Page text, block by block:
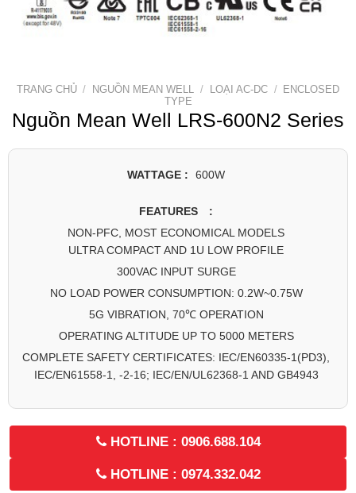
TRANG CHỦ / NGUỒN MEAN WELL / LOẠI AC-DC /
ENCLOSED
TYPE
Nguồn Mean Well LRS-600N2 Series
WATTAGE : 600W
FEATURES :
NON-PFC, MOST ECONOMICAL MODELS
ULTRA COMPACT AND 1U LOW PROFILE
300VAC INPUT SURGE
NO LOAD POWER CONSUMPTION: 0.2W~0.75W
5G VIBRATION, 70℃ OPERATION
OPERATING ALTITUDE UP TO 5000 METERS
COMPLETE SAFETY CERTIFICATES: IEC/EN60335-1(PD3),
IEC/EN61558-1, -2-16; IEC/EN/UL62368-1 AND GB4943
HOTLINE : 0906.688.104
HOTLINE : 0974.332.042